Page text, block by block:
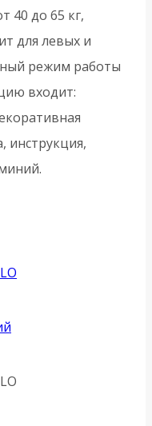
40 до 65 кг,
для левых и
режим работы
входит:
инструкция,